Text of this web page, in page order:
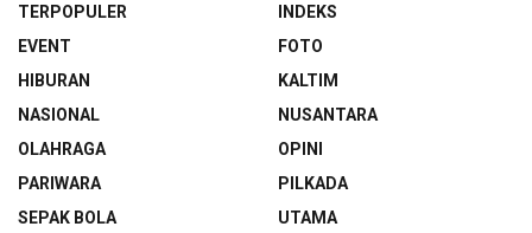
TERPOPULER
INDEKS
EVENT
FOTO
HIBURAN
KALTIM
NASIONAL
NUSANTARA
OLAHRAGA
OPINI
PARIWARA
PILKADA
SEPAK BOLA
UTAMA